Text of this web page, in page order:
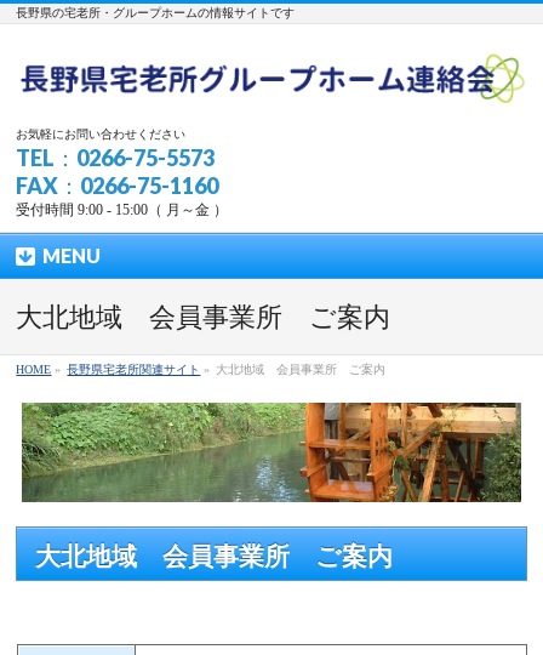
長野県の宅老所・グループホームの情報サイトです
お気軽にお問い合わせください
TEL：0266-75-5573
FAX：0266-75-1160
受付時間 9:00 - 15:00（ 月～金 ）
MENU
大北地域 会員事業所 ご案内
HOME » 長野県宅老所関連サイト » 大北地域 会員事業所 ご案内
大北地域 会員事業所 ご案内